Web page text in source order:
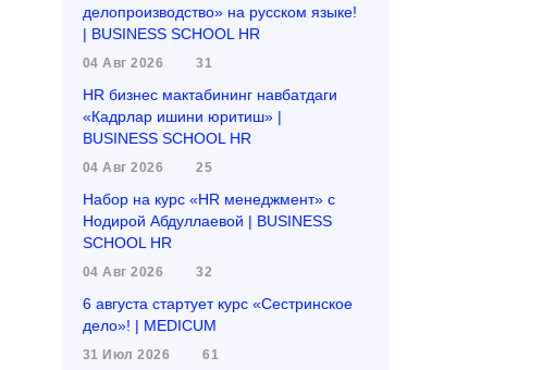
делопроизводство» на русском языке!
| BUSINESS SCHOOL HR
04 Авг 2026 31
HR бизнес мактабининг навбатдаги
«Кадрлар ишини юритиш» |
BUSINESS SCHOOL HR
04 Авг 2026 25
Набор на курс «HR менеджмент» с
Нодирой Абдуллаевой | BUSINESS
SCHOOL HR
04 Авг 2026 32
6 августа стартует курс «Сестринское
дело»! | MEDICUM
31 Июл 2026 61